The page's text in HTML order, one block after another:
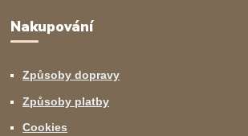
Nakupování
Způsoby dopravy
Způsoby platby
Cookies